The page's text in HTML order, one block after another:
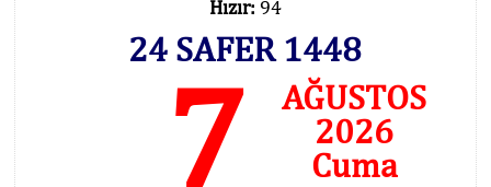
Hızır: 94
24 SAFER 1448
7
AĞUSTOS
2026
Cuma